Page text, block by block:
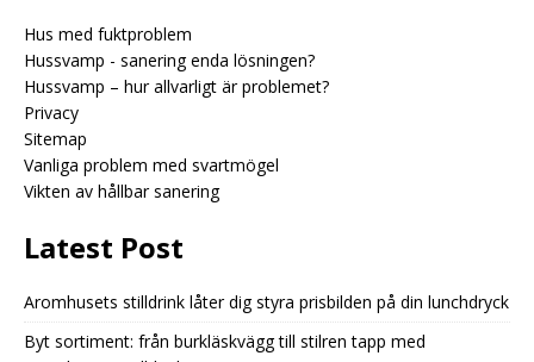
Hus med fuktproblem
Hussvamp - sanering enda lösningen?
Hussvamp – hur allvarligt är problemet?
Privacy
Sitemap
Vanliga problem med svartmögel
Vikten av hållbar sanering
Latest Post
Aromhusets stilldrink låter dig styra prisbilden på din lunchdryck
Byt sortiment: från burkläskvägg till stilren tapp med